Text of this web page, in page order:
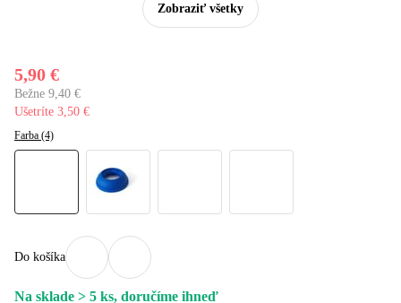
Zobraziť všetky
5,90 €
Bežne 9,40 €
Ušetríte 3,50 €
Farba (4)
Do košíka
Na sklade > 5 ks, doručíme ihneď